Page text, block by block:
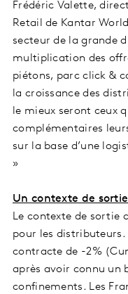
Frédéric Valette,
Retail de Kantar
secteur de la grande
multiplication des
piétons, parc click &
la croissance des
le mieux seront ceux
complémentaires
sur la base d’une
»
Un contexte de
Le contexte de sortie
pour les distributeurs.
contracte de -2%
après avoir connu un
confinements. Les